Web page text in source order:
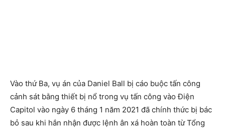
Vào thứ Ba, vụ án của Daniel Ball bị cáo buộc tấn công
cảnh sát bằng thiết bị nổ trong vụ tấn công vào Điện
Capitol vào ngày 6 tháng 1 năm 2021 đã chính thức bị bác
bỏ sau khi hắn nhận được lệnh ân xá hoàn toàn từ Tổng